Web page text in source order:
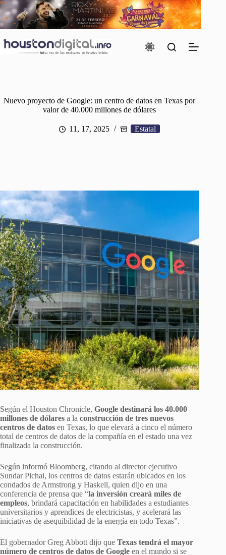
Saltar
al
contenido
Nuevo proyecto de Google: un centro de datos en Texas por
valor de 40.000 millones de dólares
11, 17, 2025 Estatal
Según el Houston Chronicle, Google destinará los 40.000
millones de dólares a la construcción de tres nuevos
centros de datos en Texas, lo que elevará a cinco el número
total de centros de datos de la compañía en el estado una vez
finalizada la construcción.
Según informó Bloomberg, citando al director ejecutivo
Sundar Pichai, los centros de datos estarán ubicados en los
condados de Armstrong y Haskell, quien dijo en una
conferencia de prensa que “la inversión creará miles de
empleos, brindará capacitación en habilidades a estudiantes
universitarios y aprendices de electricistas, y acelerará las
iniciativas de asequibilidad de la energía en todo Texas”.
El gobernador Greg Abbott dijo que Texas tendrá el mayor
número de centros de datos de Google en el mundo si se